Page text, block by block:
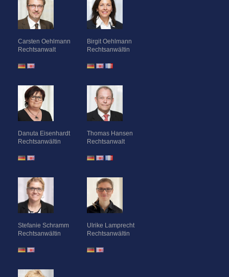
Carsten Oehlmann
Rechtsanwalt
Birgit Oehlmann
Rechtsanwältin
Danuta Eisenhardt
Rechtsanwältin
Thomas Hansen
Rechtsanwalt
Stefanie Schramm
Rechtsanwältin
Ulrike Lamprecht
Rechtsanwältin